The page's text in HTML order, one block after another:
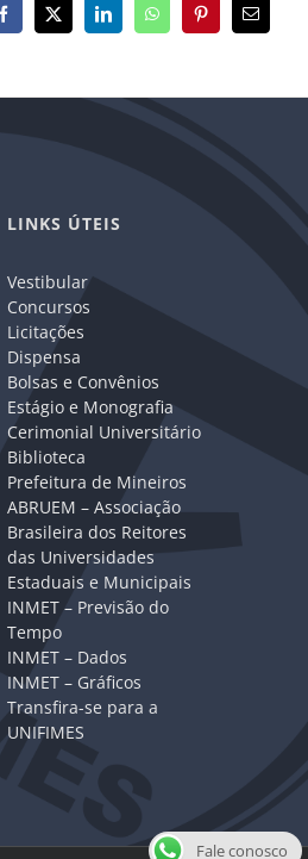
Facebook
X LinkedInWhatsAppPinterest
E-
mail
LINKS ÚTEIS
Vestibular
Concursos
Licitações
Dispensa
Bolsas e Convênios
Estágio e Monografia
Cerimonial Universitário
Biblioteca
Prefeitura de Mineiros
ABRUEM – Associação
Brasileira dos Reitores
das Universidades
Estaduais e Municipais
INMET – Previsão do
Tempo
INMET – Dados
INMET – Gráficos
Transfira-se para a
UNIFIMES
Fale conosco